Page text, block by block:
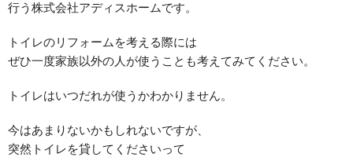
行う株式会社アディスホームです。
トイレのリフォームを考える際には
ぜひ一度家族以外の人が使うことも考えてみてください。
トイレはいつだれが使うかわかりません。
今はあまりないかもしれないですが、
突然トイレを貸してくださいって